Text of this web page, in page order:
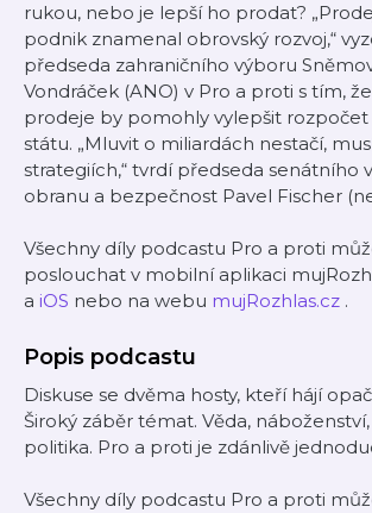
rukou, nebo je lepší ho prodat?
podnik znamenal obrovský rozvoj,“
předseda zahraničního výboru
Vondráček (ANO) v Pro a proti s tím,
prodeje by pomohly vylepšit rozpočet
státu. „Mluvit o miliardách nestačí,
strategiích,“ tvrdí předseda senátního
obranu a bezpečnost Pavel Fischer
Všechny díly podcastu Pro a proti
poslouchat v mobilní aplikaci
a iOS nebo na webu mujRozhlas.cz .
Popis podcastu
Diskuse se dvěma hosty, kteří hájí
Široký záběr témat. Věda,
politika. Pro a proti je zdánlivě
Všechny díly podcastu Pro a proti